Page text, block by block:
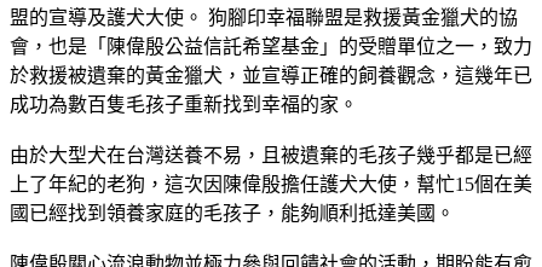
盟的宣導及護犬大使。 狗腳印幸福聯盟是救援黃金獵犬的協
會，也是「陳偉殷公益信託希望基金」的受贈單位之一，致力
於救援被遺棄的黃金獵犬，並宣導正確的飼養觀念，這幾年已
成功為數百隻毛孩子重新找到幸福的家。
由於大型犬在台灣送養不易，且被遺棄的毛孩子幾乎都是已經
上了年紀的老狗，這次因陳偉殷擔任護犬大使，幫忙15個在美
國已經找到領養家庭的毛孩子，能夠順利抵達美國。